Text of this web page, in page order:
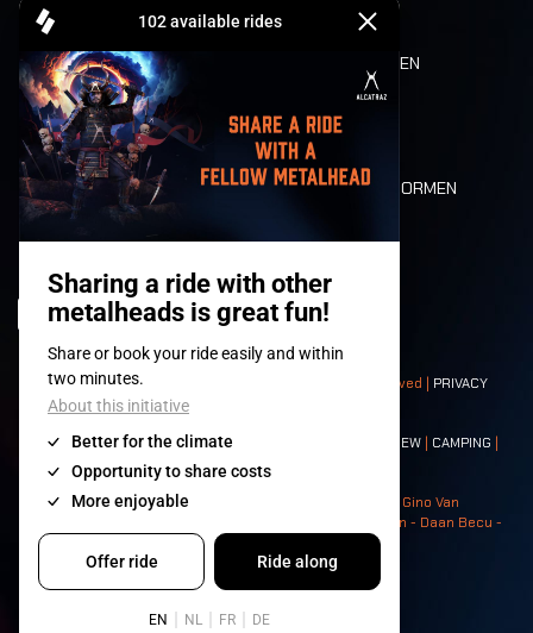
CASHLESS
ETEN EN DRINKEN
MOBILITEIT
LONE WOLVES
PLATTEGROND
DEATH RIDE
WAARDEN EN NORMEN
HISTORIEK
© 2008-2026- Apache Productions VZW – All rights reserved | PRIVACY
POLICY|ALGEMENE VOORWAARDEN
Contact:GENERAL| PARTNERSHIPS CREW | CAMPING |
NEIGHBOURS
Photos: Ann Kermans - Hans Van Hoof - Eliaz Bruggeman - Gino Van
Lancker - Tim Tronckoe - Elsie Roymans - Stijn Verbruggen - Daan Becu -
Claus Christa - Devid Camerlynck